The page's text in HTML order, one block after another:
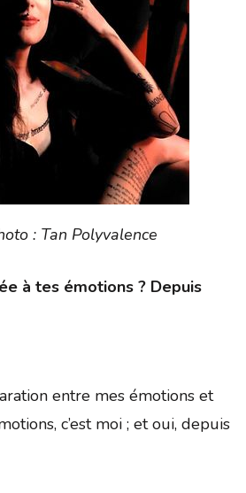
: Tan Polyvalence
à tes émotions ? Depuis
entre mes émotions et
c’est moi ; et oui, depuis